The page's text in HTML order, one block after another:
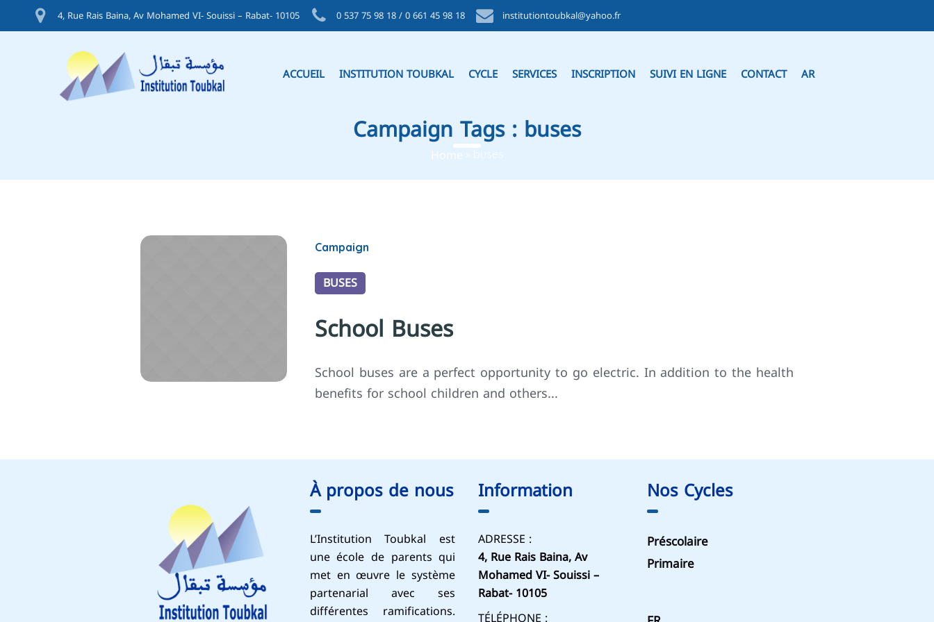
4, Rue Rais Baina, Av Mohamed VI- Souissi – Rabat- 10105 0 537 75 98 18 / 0 661 45 98 18 institutiontoubkal@yahoo.fr
ACCUEIL INSTITUTION TOUBKAL CYCLE SERVICES INSCRIPTION SUIVI EN LIGNE CONTACT AR
Campaign Tags : buses
Home
Campaign
BUSES
School Buses
School buses are a perfect opportunity to go electric. In addition to the health
benefits for school children and others...
À propos de nous
L’Institution Toubkal est
une école de parents qui
met en œuvre le système
partenarial avec ses
différentes ramifications.
Information
ADRESSE :
4, Rue Rais Baina, Av
Mohamed VI- Souissi –
Rabat- 10105
Nos Cycles
Préscolaire
Primaire